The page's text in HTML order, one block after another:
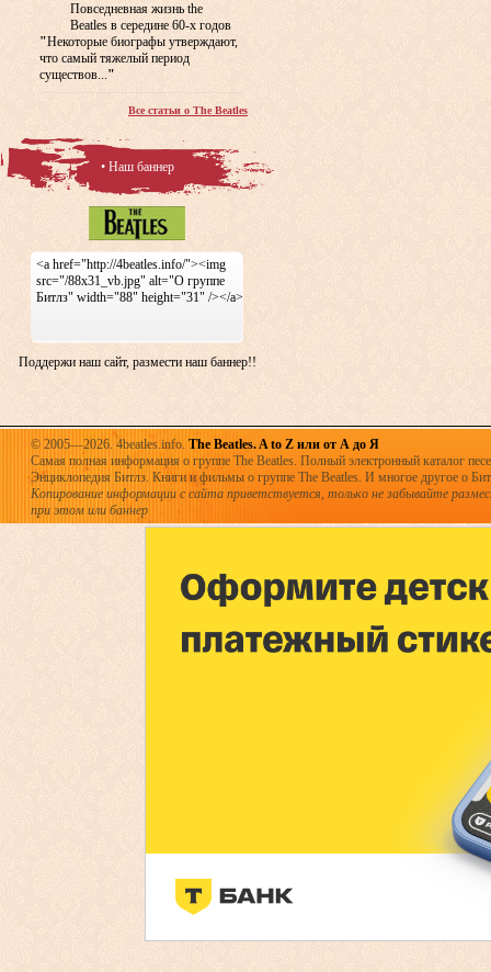
Повседневная жизнь the
Beatles в середине 60-х годов
"Некоторые биографы утверждают,
что самый тяжелый период
существов..."
Все статьи о The Beatles
• Наш баннер
<a href="http://4beatles.info/"><img
src="/88x31_vb.jpg" alt="О группе
Битлз" width="88" height="31" /></a>
Поддержи наш сайт, размести наш баннер!!
© 2005—2026. 4beatles.info. The Beatles. A to Z или от А до Я
Самая полная информация о группе The Beatles. Полный электронный каталог
Энциклопедия Битлз. Книги и фильмы о группе The Beatles. И многое другое о
Копирование информации с сайта приветствуется, только не забывайте
при этом или баннер